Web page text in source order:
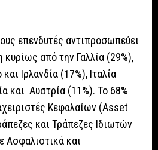
επενδυτές αντιπροσωπεύει
κυρίως από την Γαλλία (29%),
Ιρλανδία (17%), Ιταλία
και Αυστρία (11%). Το 68%
Κεφαλαίων (Asset
και Τράπεζες Ιδιωτών
Ασφαλιστικά και